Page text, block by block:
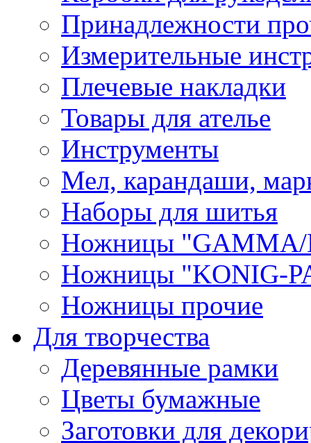
Принадлежности
Измерительные
Плечевые накладки
Товары для ателье
Инструменты
Мел, карандаши,
Наборы для шитья
Ножницы "GAMMA/
Ножницы "KONIG-
Ножницы прочие
Для творчества
Деревянные рамки
Цветы бумажные
Заготовки для